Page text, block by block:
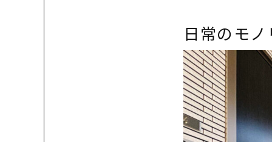
日常のモ